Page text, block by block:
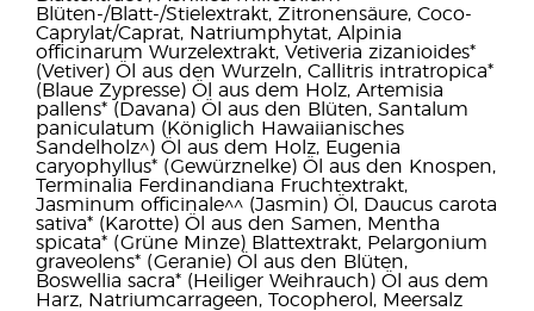
Blüten-/Blatt-/Stielextrakt, Zitronensäure, Coco-
Caprylat/Caprat, Natriumphytat, Alpinia
officinarum Wurzelextrakt, Vetiveria zizanioides*
(Vetiver) Öl aus den Wurzeln, Callitris intratropica*
(Blaue Zypresse) Öl aus dem Holz, Artemisia
pallens* (Davana) Öl aus den Blüten, Santalum
paniculatum (Königlich Hawaiianisches
Sandelholz^) Öl aus dem Holz, Eugenia
caryophyllus* (Gewürznelke) Öl aus den Knospen,
Terminalia Ferdinandiana Fruchtextrakt,
Jasminum officinale^^ (Jasmin) Öl, Daucus carota
sativa* (Karotte) Öl aus den Samen, Mentha
spicata* (Grüne Minze) Blattextrakt, Pelargonium
graveolens* (Geranie) Öl aus den Blüten,
Boswellia sacra* (Heiliger Weihrauch) Öl aus dem
Harz, Natriumcarrageen, Tocopherol, Meersalz